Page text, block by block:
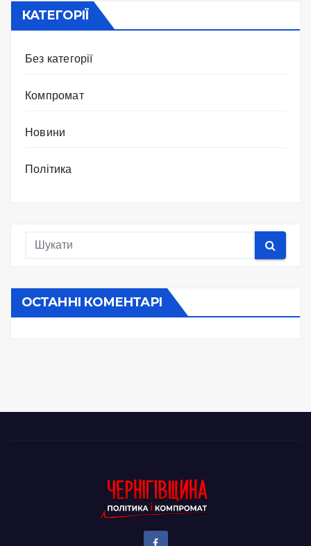
КАТЕГОРІЇ
Без категорії
Компромат
Новини
Політика
ОСТАННІ КОМЕНТАРІ